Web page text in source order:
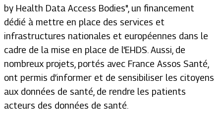
by Health Data Access Bodies", un financement
dédié à mettre en place des services et
infrastructures nationales et européennes dans le
cadre de la mise en place de l'EHDS. Aussi, de
nombreux projets, portés avec France Assos Santé,
ont permis d’informer et de sensibiliser les citoyens
aux données de santé, de rendre les patients
acteurs des données de santé.